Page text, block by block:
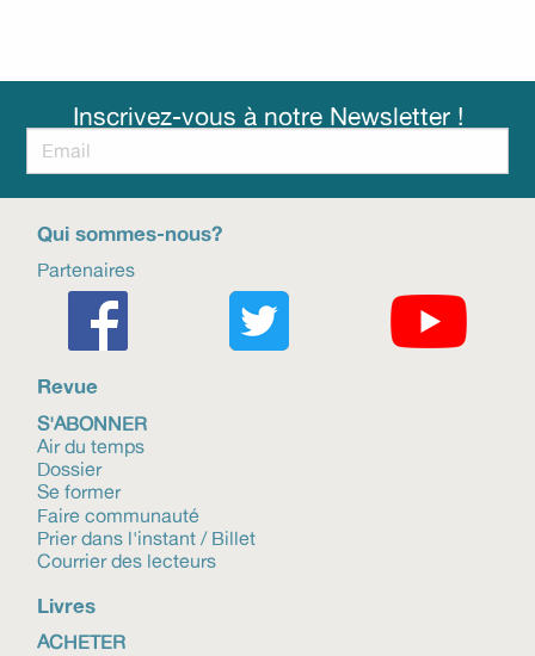
Inscrivez-vous à notre Newsletter !
Qui sommes-nous?
Partenaires
Revue
S'ABONNER
Air du temps
Dossier
Se former
Faire communauté
Prier dans l'instant / Billet
Courrier des lecteurs
Livres
ACHETER